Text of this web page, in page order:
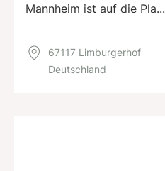
Mannheim ist auf die Pla...
67117 Limburgerhof
Deutschland